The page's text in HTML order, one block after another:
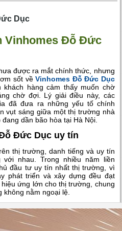
Dục
Vinhomes Đỗ Đức
được ra mắt chính thức, nhưng
sốt vềVinhomes Đỗ Đức Dục
khách hàng cảm thấy muốn chờ
chờ đợi. Lý giải điều này, các
đã đưa ra những yếu tố chính
vụt sáng giữa một thị trường nhà
đang dần bão hòa tại Hà Nội.
Đức Dục uy tín
thị trường, danh tiếng và uy tín
nhau. Trong nhiều năm liền
đầu tư uy tín nhất thị trường, vì
phát triển và xây dựng đều đạt
ứng lớn cho thị trường, chung
không nằm ngoại lệ.